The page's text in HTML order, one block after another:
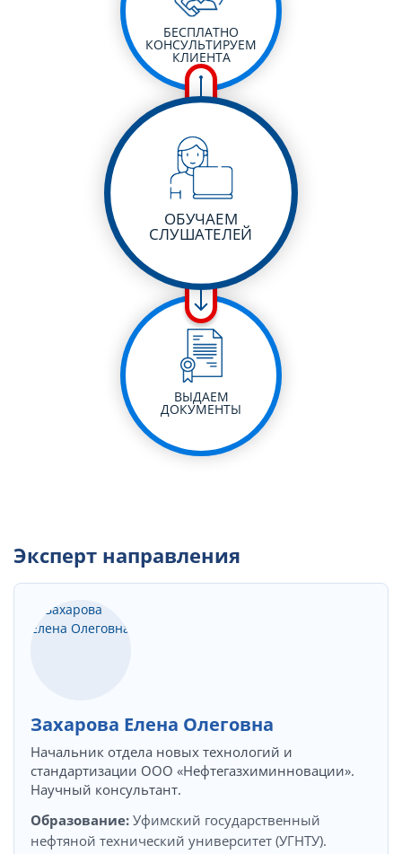
БЕСПЛАТНО
КОНСУЛЬТИРУЕМ
КЛИЕНТА
ОБУЧАЕМ
СЛУШАТЕЛЕЙ
ВЫДАЕМ
ДОКУМЕНТЫ
Эксперт направления
Захарова Елена Олеговна
Начальник отдела новых технологий и
стандартизации ООО «Нефтегазхиминновации».
Научный консультант.
Образование: Уфимский государственный
нефтяной технический университет (УГНТУ).